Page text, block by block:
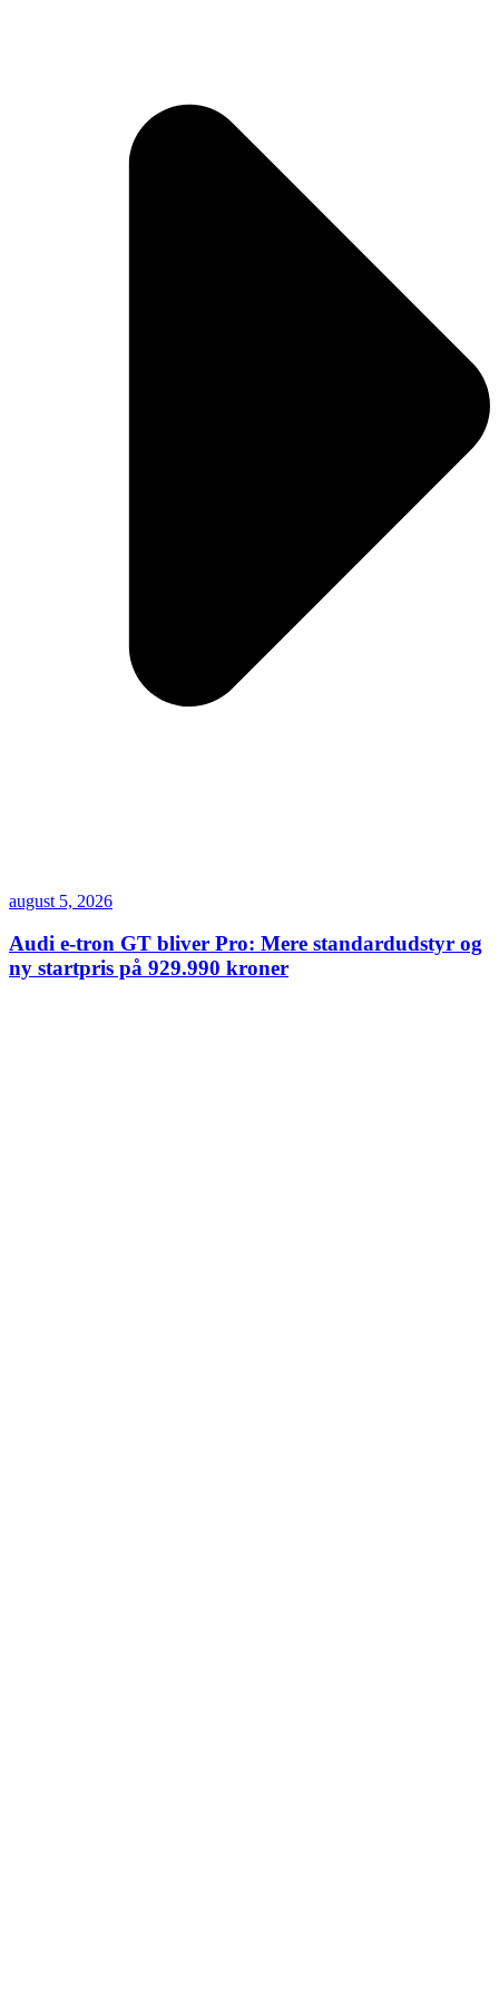
august 5, 2026
Audi e-tron GT bliver Pro: Mere standardudstyr og
ny startpris på 929.990 kroner